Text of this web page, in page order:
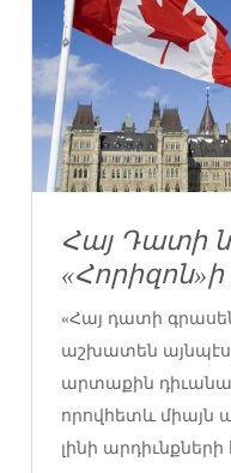
Հայ Դատի
«Հայ դատի
աշխատեն
արտաքին
որովհետև միայն
լինի